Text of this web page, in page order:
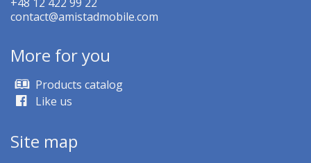
contact@amistadmobile.com
More for you
Products catalog
Like us
Site map